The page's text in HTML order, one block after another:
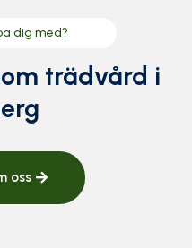
dig med?
trädvård i
oss